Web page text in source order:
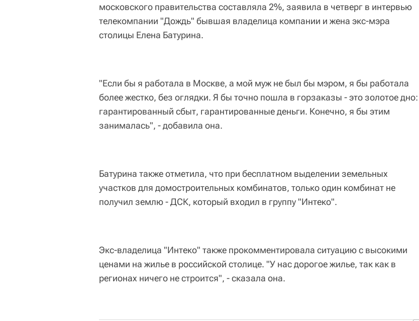
московского правительства составляла 2%, заявила в четверг в интервью
телекомпании "Дождь" бывшая владелица компании и жена экс-мэра
столицы Елена Батурина.
"Если бы я работала в Москве, а мой муж не был бы мэром, я бы работала
более жестко, без оглядки. Я бы точно пошла в горзаказы - это золотое дно:
гарантированный сбыт, гарантированные деньги. Конечно, я бы этим
занималась", - добавила она.
Батурина также отметила, что при бесплатном выделении земельных
участков для домостроительных комбинатов, только один комбинат не
получил землю - ДСК, который входил в группу "Интеко".
Экс-владелица "Интеко" также прокомментировала ситуацию с высокими
ценами на жилье в российской столице. "У нас дорогое жилье, так как в
регионах ничего не строится", - сказала она.